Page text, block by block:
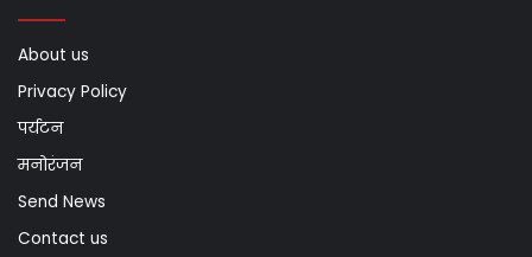
About us
Privacy Policy
पर्यटन
मनोरंजन
Send News
Contact us